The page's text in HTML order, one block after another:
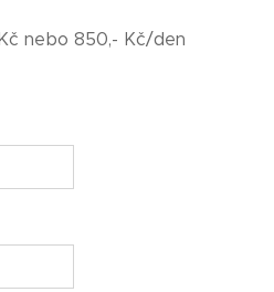
nebo 850,- Kč/den